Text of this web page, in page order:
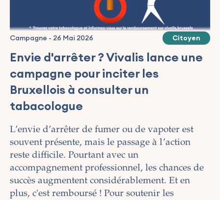
Envie d'arrêter ? Vivalis lance une
campagne pour inciter les
Bruxellois à consulter un
tabacologue
Campagne - 26 Mai 2026 Citoyen
L’envie d’arrêter de fumer ou de vapoter est
souvent présente, mais le passage à l’action
reste difficile. Pourtant avec un
accompagnement professionnel, les chances de
succès augmentent considérablement. Et en
plus, c'est remboursé ! Pour soutenir les